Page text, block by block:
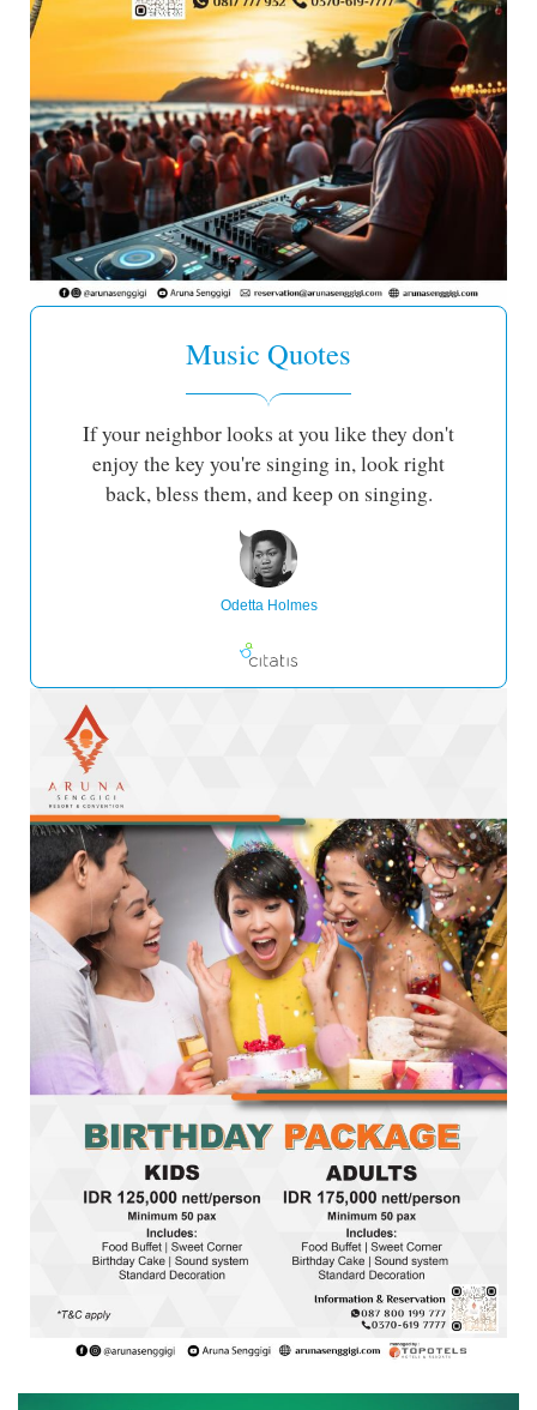
Music Quotes
If your neighbor looks at you like they don't
enjoy the key you're singing in, look right
back, bless them, and keep on singing.
Odetta Holmes